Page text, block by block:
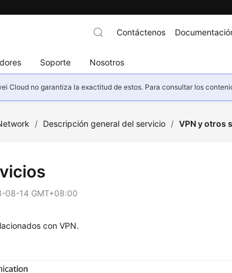
Soporte Nosotros
Contáctenos
Cloud no garantiza la exactitud de estos. Para consultar los
/ Descripción general del servicio / VPN y otros
08-14 GMT+08:00
con VPN.